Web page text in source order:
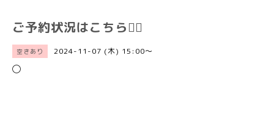
ご予約状況はこちら💁‍♀️
空きあり 2024-11-07 (木) 15:00～
◯